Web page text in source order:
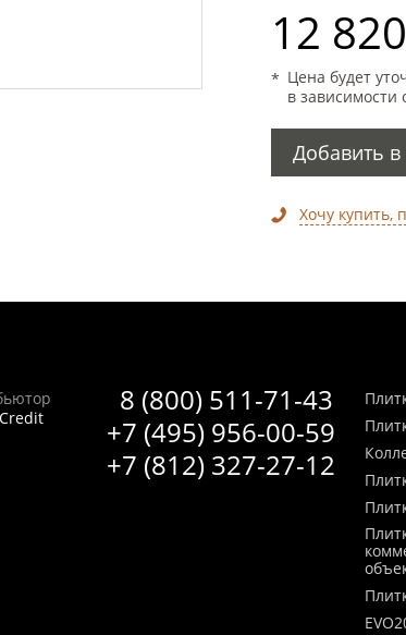
12 820
Цена будет
в зависимости
Добавить в
Хочу купить,
8 (800) 511-71-43
+7 (495) 956-00-59
+7 (812) 327-27-12
Credit